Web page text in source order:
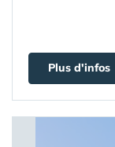
Plus d'infos